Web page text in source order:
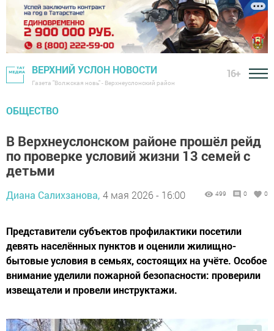
ВЕРХНИЙ УСЛОН НОВОСТИ
Газета "Волжская новь" - Верхнеуслонский район
16+
ОБЩЕСТВО
В Верхнеуслонском районе прошёл рейд
по проверке условий жизни 13 семей с
детьми
Диана Салихзанова, 4 мая 2026 - 16:00 499 0 0
Представители субъектов профилактики посетили
девять населённых пунктов и оценили жилищно-
бытовые условия в семьях, состоящих на учёте. Особое
внимание уделили пожарной безопасности: проверили
извещатели и провели инструктажи.